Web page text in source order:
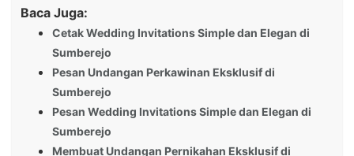
Baca Juga:
Cetak Wedding Invitations Simple dan Elegan di
Sumberejo
Pesan Undangan Perkawinan Eksklusif di
Sumberejo
Pesan Wedding Invitations Simple dan Elegan di
Sumberejo
Membuat Undangan Pernikahan Eksklusif di